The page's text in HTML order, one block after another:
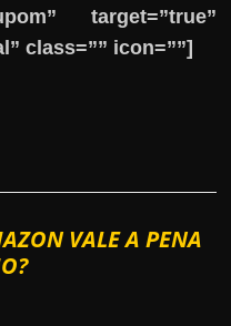
target=”true”
class=”” icon=””]
VALE A PENA